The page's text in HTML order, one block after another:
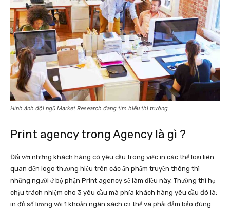
Hình ảnh đội ngũ Market Research đang tìm hiểu thị trường
Print agency trong Agency là gì ?
Đối với những khách hàng có yêu cầu trong việc in các thể loại liên
quan đến logo thương hiệu trên các ấn phẩm truyền thông thì
những người ở bộ phận Print agency sẽ làm điều này. Thường thì họ
chịu trách nhiệm cho 3 yêu cầu mà phía khách hàng yêu cầu đó là:
in đủ số lượng với 1 khoản ngân sách cụ thể và phải đảm bảo đúng